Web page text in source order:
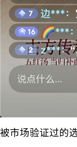
被市场验证过的